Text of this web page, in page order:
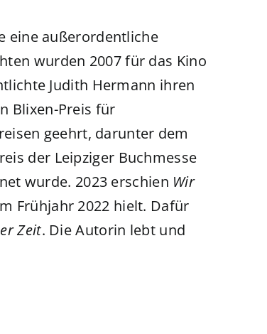
eine außerordentliche
wurden 2007 für das Kino
Judith Hermann ihren
Blixen-Preis für
geehrt, darunter dem
der Leipziger Buchmesse
wurde. 2023 erschien Wir
Frühjahr 2022 hielt. Dafür
Zeit. Die Autorin lebt und